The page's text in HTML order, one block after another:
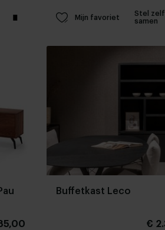
Mijn favoriet
Stel zelf
samen
Buffetkast Leco
€